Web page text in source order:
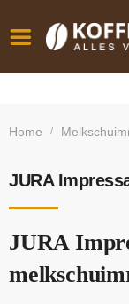
Home /
JURA
JURA